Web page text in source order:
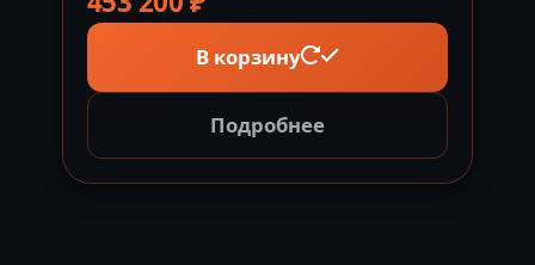
В корзину
Подробнее